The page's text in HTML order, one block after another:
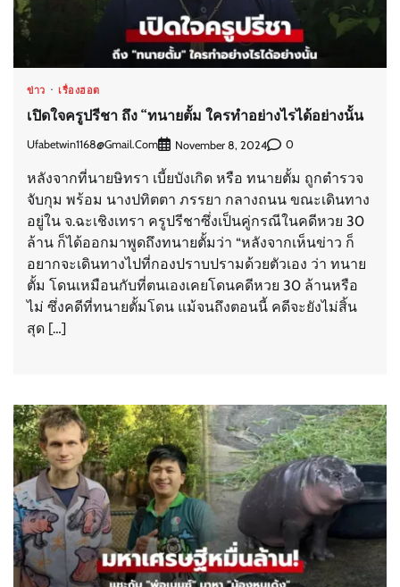
ข่าว เรื่องฮอต
เปิดใจครูปรีชา ถึง “ทนายตั้ม ใครทำอย่างไรได้อย่างนั้น
Ufabetwin1168@gmail.com November 8, 2024 0
หลังจากที่นายษิทรา เบี้ยบังเกิด หรือ ทนายตั้ม ถูกตำรวจ
จับกุม พร้อม นางปทิตตา ภรรยา กลางถนน ขณะเดินทาง
อยู่ใน จ.ฉะเชิงเทรา ครูปรีชาซึ่งเป็นคู่กรณีในคดีหวย 30
ล้าน ก็ได้ออกมาพูดถึงทนายตั้มว่า “หลังจากเห็นข่าว ก็
อยากจะเดินทางไปที่กองปราบปรามด้วยตัวเอง ว่า ทนาย
ตั้ม โดนเหมือนกับที่ตนเองเคยโดนคดีหวย 30 ล้านหรือ
ไม่ ซึ่งคดีที่ทนายตั้มโดน แม้จนถึงตอนนี้ คดีจะยังไม่สิ้น
สุด […]